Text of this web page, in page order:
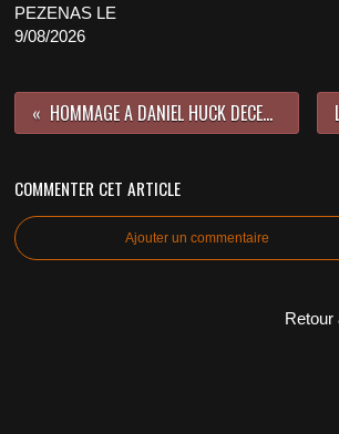
PEZENAS LE
9/08/2026
HOMMAGE A DANIEL HUCK DECEDE LE 25/04/2026
COMMENTER CET ARTICLE
Ajouter un commentaire
Retour